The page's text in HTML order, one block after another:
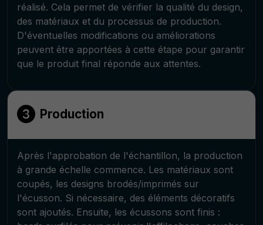
réalisé. Cela permet de vérifier la qualité du design,
des matériaux et du processus de production.
D'éventuelles modifications ou améliorations
peuvent être apportées à cette étape pour garantir
que le produit final réponde aux attentes.
Production
Après l'approbation de l'échantillon, la production
à grande échelle commence. Les matériaux sont
coupés, les designs brodés/imprimés sur
l'écusson. Si nécessaire, des éléments décoratifs
sont ajoutés. Ensuite, les écussons sont finis :